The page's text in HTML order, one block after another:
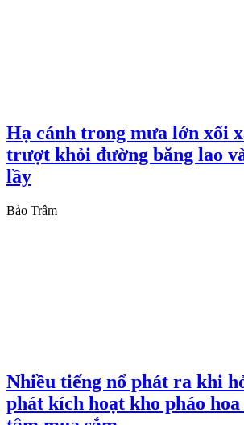
Hạ cánh trong mưa lớn xối
trượt khỏi đường băng lao
lầy
Bảo Trâm
Nhiều tiếng nổ phát ra khi
phát kích hoạt kho pháo